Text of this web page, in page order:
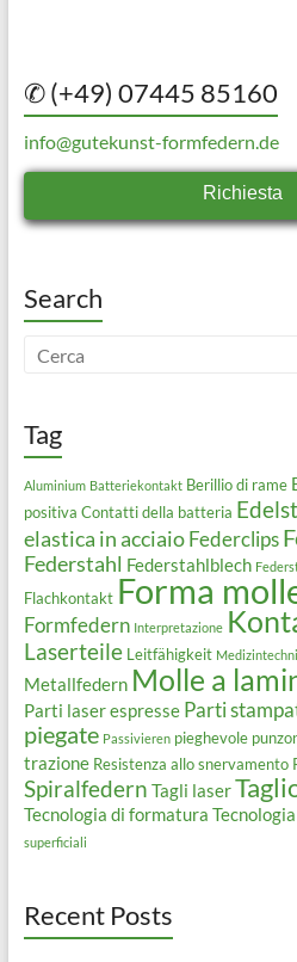
✆ (+49) 07445 85160
info@gutekunst-formfedern.de
Richiesta
Search
Tag
Aluminium Batteriekontakt Berillio di rame
positiva Contatti della batteria
elastica in acciaio Federclips
Federstahl Federstahlblech
Flachkontakt Forma
Formfedern Interpretazione
Laserteile Leitfähigkeit
Metallfedern Molle a
Parti laser espresse Parti
piegate Passivieren pieghevole
trazione Resistenza allo snervamento
Spiralfedern Tagli laser
Tecnologia di formatura
superficiali
Recent Posts